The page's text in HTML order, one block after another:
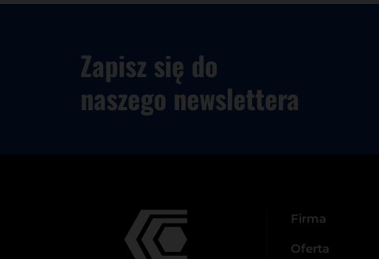
Zapisz się do
naszego newslettera
Firma
Oferta